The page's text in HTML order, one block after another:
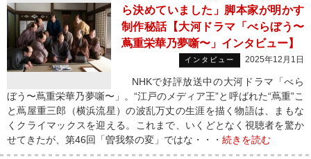
ら決めていました」脚本家が明かす
制作秘話【大河ドラマ「べらぼう〜
蔦重栄華乃夢噺〜」インタビュー】
インタビュー 2025年12月1日
NHKで好評放送中の大河ドラマ「べら
ぼう〜蔦重栄華乃夢噺〜」。“江戸のメディア王”と呼ばれた“蔦重”こ
と蔦屋重三郎（横浜流星）の波乱万丈の生涯を描く物語は、まもな
くクライマックスを迎える。これまで、いくどとなく視聴者を驚か
せてきたが、第46回「曽我祭の変」ではな・・・ 続きを読む